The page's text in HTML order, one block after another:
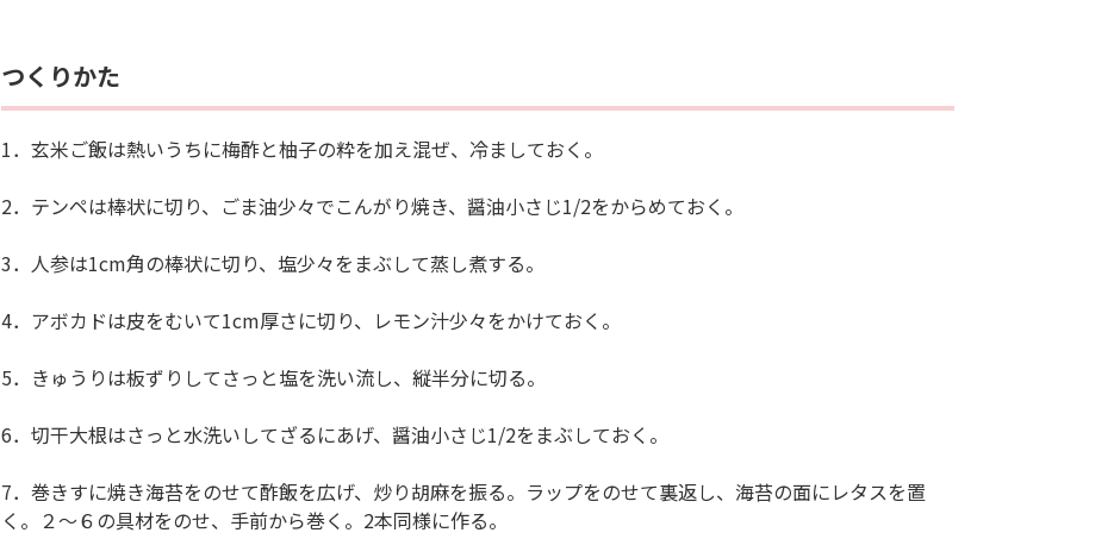
つくりかた
1．玄米ご飯は熱いうちに梅酢と柚子の粋を加え混ぜ、冷ましておく。
2．テンペは棒状に切り、ごま油少々でこんがり焼き、醤油小さじ1/2をからめておく。
3．人参は1cm角の棒状に切り、塩少々をまぶして蒸し煮する。
4．アボカドは皮をむいて1cm厚さに切り、レモン汁少々をかけておく。
5．きゅうりは板ずりしてさっと塩を洗い流し、縦半分に切る。
6．切干大根はさっと水洗いしてざるにあげ、醤油小さじ1/2をまぶしておく。
7．巻きすに焼き海苔をのせて酢飯を広げ、炒り胡麻を振る。ラップをのせて裏返し、海苔の面にレタスを置
く。２～６の具材をのせ、手前から巻く。2本同様に作る。